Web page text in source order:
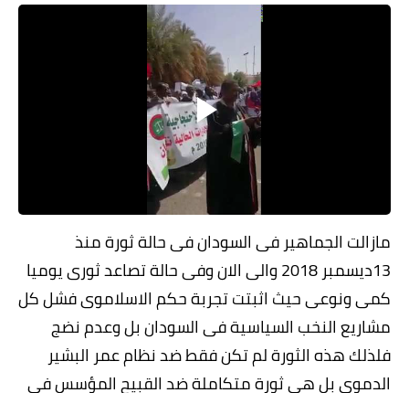
خواطر قصصية
صور
علوم وبحوث
فيديو
مجرد راى
منوعات
مواضيع عامة
مازالت الجماهير فى السودان فى حالة ثورة منذ
13ديسمبر 2018 والى الان وفى حالة تصاعد ثورى يوميا
كمى ونوعى حيث اثبتت تجربة حكم الاسلاموى فشل كل
مشاريع النخب السياسية فى السودان بل وعدم نضج
فلذلك هذه الثورة لم تكن فقط ضد نظام عمر البشير
الدموى بل هى ثورة متكاملة ضد القبيح المؤسس فى